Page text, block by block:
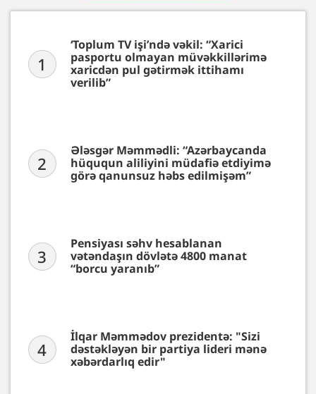
1
‘Toplum TV işi’ndə vəkil: “Xarici
pasportu olmayan müvəkkillərimə
xaricdən pul gətirmək ittihamı
verilib”
2
Ələsgər Məmmədli: “Azərbaycanda
hüququn aliliyini müdafiə etdiyimə
görə qanunsuz həbs edilmişəm”
3
Pensiyası səhv hesablanan
vətəndaşın dövlətə 4800 manat
“borcu yaranıb”
4
İlqar Məmmədov prezidentə: "Sizi
dəstəkləyən bir partiya lideri mənə
xəbərdarlıq edir"